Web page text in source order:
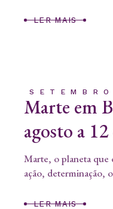
LER MAIS
Marte em
agosto a
Marte, o planeta que
ação, determinação,
LER MAIS